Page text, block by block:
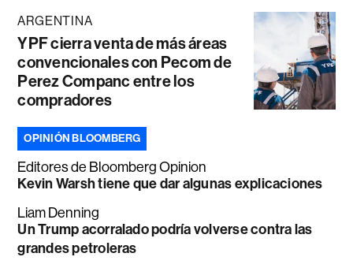
ARGENTINA
YPF cierra venta de más áreas
convencionales con Pecom de
Perez Companc entre los
compradores
OPINIÓN BLOOMBERG
Editores de Bloomberg Opinion
Kevin Warsh tiene que dar algunas explicaciones
Liam Denning
Un Trump acorralado podría volverse contra las
grandes petroleras